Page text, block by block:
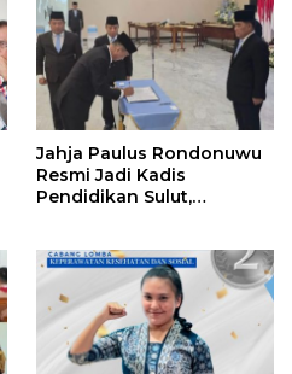
Jahja Paulus Rondonuwu
Resmi Jadi Kadis
Pendidikan Sulut,